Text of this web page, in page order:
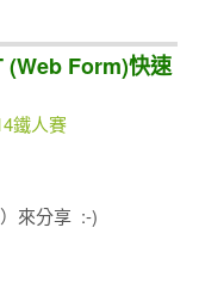
(Web Form)快速
鐵人賽
來分享 :-)